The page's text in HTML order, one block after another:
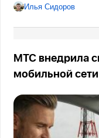
Илья Сидоров
МТС внедрила
мобильной сети